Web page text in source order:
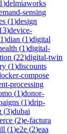
1)delmiaworks
sensing
(1)design
)device-
1)dian (1)digital
(1)digital-
(22)digital-twin
(1)discounts
compose
processing
(1)donor-
(1)drip-
(3)dubai
(2)e-factura
(1)e2e (2)eaa